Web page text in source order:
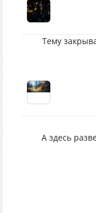
Тему
А здесь